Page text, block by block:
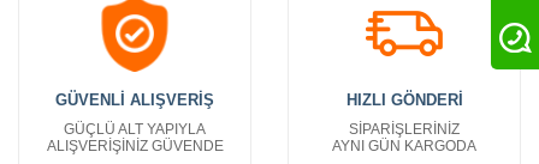
GÜVENLİ ALIŞVERİŞ
GÜÇLÜ ALT YAPIYLA
ALIŞVERİŞİNİZ GÜVENDE
HIZLI GÖNDERİ
SİPARİŞLERİNİZ
AYNI GÜN KARGODA